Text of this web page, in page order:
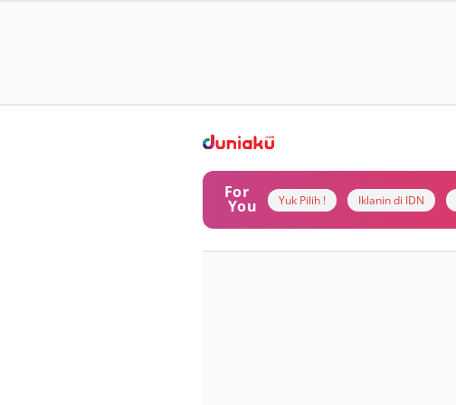
For
You Yuk Pilih ! Iklanin di IDN